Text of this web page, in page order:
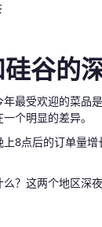
硅谷的
最受欢迎的菜品是
个明显的差异。
8点后的订单量增
？这两个地区深